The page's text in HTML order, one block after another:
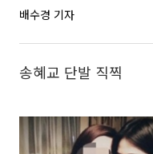
배수경 기자
송혜교 단발 직찍